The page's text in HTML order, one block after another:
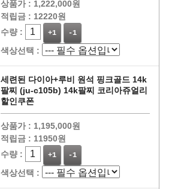
상품가 : 1,222,000원
적립금 : 12220원
수량 :
+1 -1
색상선택 :
세련된 다이아+루비 원석 핑크골드 14k
팔찌 (ju-c105b) 14k팔찌 코리아쥬얼리
할인쿠폰
상품가 : 1,195,000원
적립금 : 11950원
수량 :
+1 -1
색상선택 :